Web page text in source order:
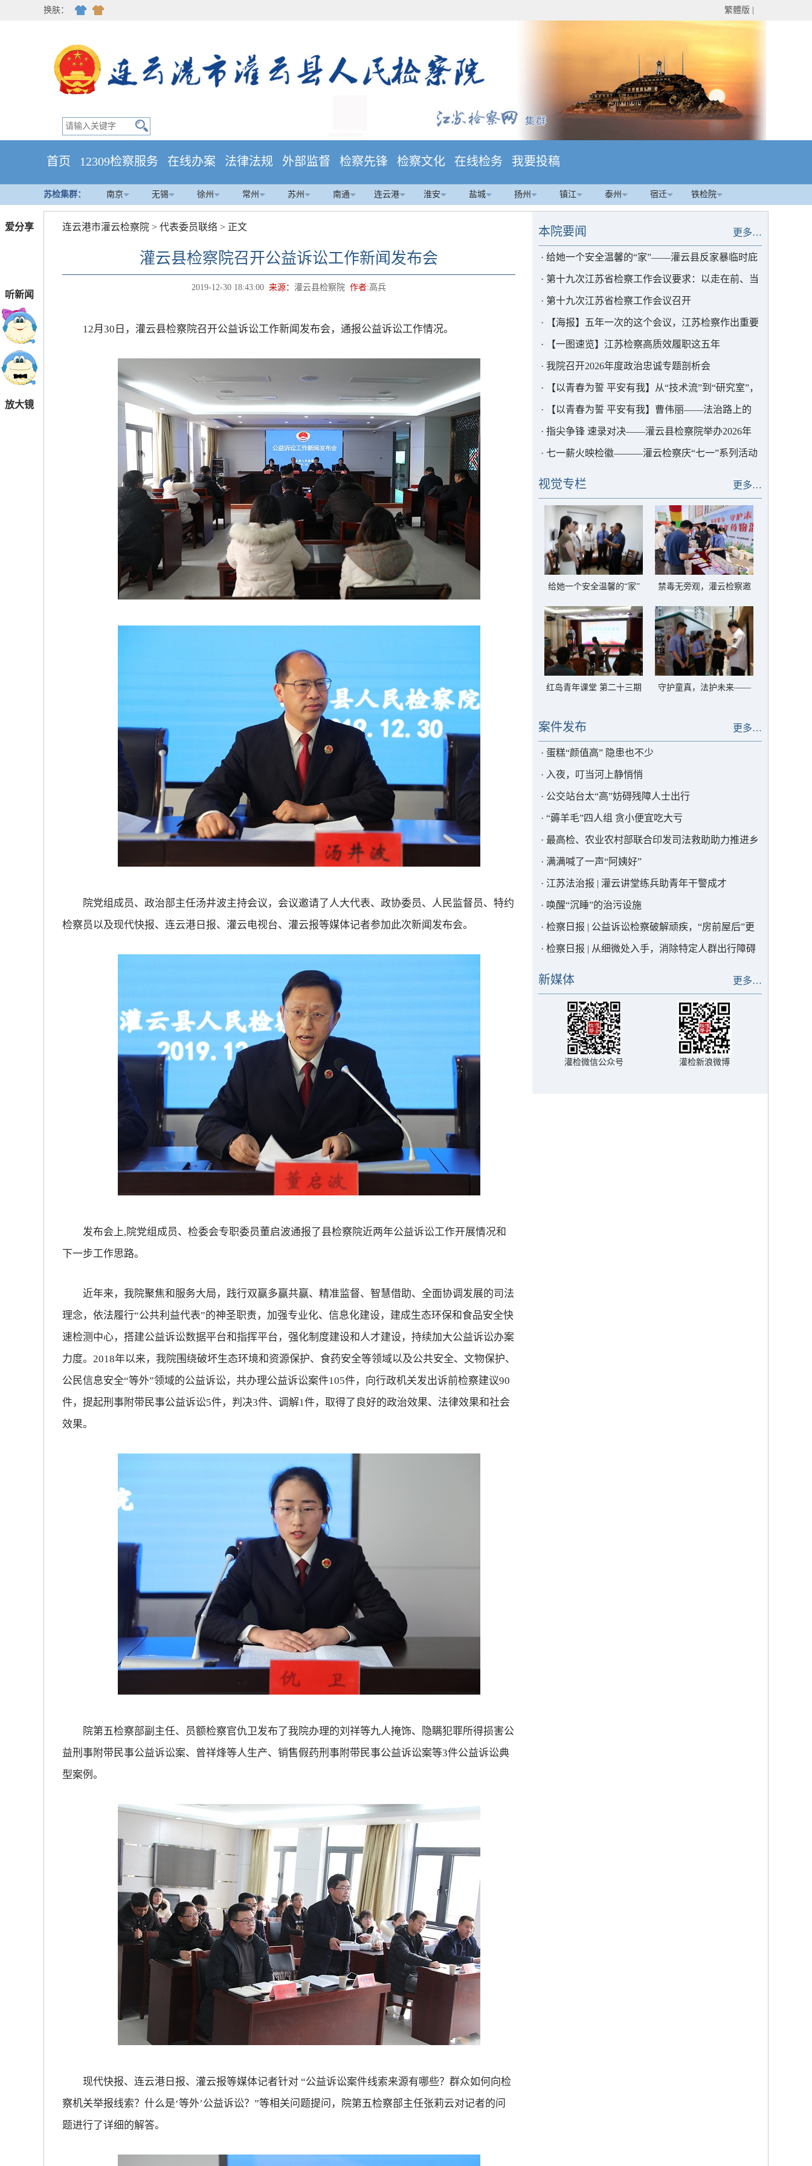
爱分享
听新闻
放大镜
换肤： 繁體版
首页 12309检察服务 在线办案 法律法规 外部监督 检察先锋 检察文化 在线检务 我要投稿
苏检集群： 南京 无锡 徐州 常州 苏州 南通 连云港 淮安 盐城 扬州 镇江 泰州 宿迁 铁检院
连云港市灌云检察院 > 代表委员联络 > 正文
灌云县检察院召开公益诉讼工作新闻发布会
2019-12-30 18:43:00 来源： 灌云县检察院 作者:高兵
12月30日，灌云县检察院召开公益诉讼工作新闻发布会，通报公益诉讼工作情况。
院党组成员、政治部主任汤井波主持会议，会议邀请了人大代表、政协委员、人民监督员、特约
检察员以及现代快报、连云港日报、灌云电视台、灌云报等媒体记者参加此次新闻发布会。
发布会上,院党组成员、检委会专职委员董启波通报了县检察院近两年公益诉讼工作开展情况和
下一步工作思路。
近年来，我院聚焦和服务大局，践行双赢多赢共赢、精准监督、智慧借助、全面协调发展的司法
理念，依法履行“公共利益代表”的神圣职责，加强专业化、信息化建设，建成生态环保和食品安全快
速检测中心，搭建公益诉讼数据平台和指挥平台，强化制度建设和人才建设，持续加大公益诉讼办案
力度。2018年以来，我院围绕破坏生态环境和资源保护、食药安全等领域以及公共安全、文物保护、
公民信息安全“等外”领域的公益诉讼，共办理公益诉讼案件105件，向行政机关发出诉前检察建议90
件，提起刑事附带民事公益诉讼5件，判决3件、调解1件，取得了良好的政治效果、法律效果和社会
效果。
院第五检察部副主任、员额检察官仇卫发布了我院办理的刘祥等九人掩饰、隐瞒犯罪所得损害公
益刑事附带民事公益诉讼案、曾祥烽等人生产、销售假药刑事附带民事公益诉讼案等3件公益诉讼典
型案例。
现代快报、连云港日报、灌云报等媒体记者针对 “公益诉讼案件线索来源有哪些？群众如何向检
察机关举报线索？什么是‘等外’公益诉讼？”等相关问题提问，院第五检察部主任张莉云对记者的问
题进行了详细的解答。
更多…
本院要闻
· 给她一个安全温馨的“家”——灌云县反家暴临时庇
护中心以法护航
· 第十九次江苏省检察工作会议要求：以走在前、当
表率的实干实绩为中国式现代化江苏新实践贡献更大
检察力量
· 第十九次江苏省检察工作会议召开
· 【海报】五年一次的这个会议，江苏检察作出重要
部署
· 【一图速览】江苏检察高质效履职这五年
· 我院召开2026年度政治忠诚专题剖析会
· 【以青春为誓 平安有我】从“技术流”到“研究室”，
这位青年干警用AI为检察赋能
· 【以青春为誓 平安有我】曹伟丽——法治路上的
“求极致”者
· 指尖争锋 速录对决——灌云县检察院举办2026年
度书记员速录竞赛
· 七一薪火映检徽———灌云检察庆“七一”系列活动
更多…
视觉专栏
给她一个安全温馨的“家”
护中心以法护航
禁毒无旁观，灌云检察邀
红岛青年课堂 第二十三期
守护童真，法护未来——
更多…
案件发布
· 蛋糕“颜值高” 隐患也不少
· 入夜，叮当河上静悄悄
· 公交站台太“高”妨碍残障人士出行
· “薅羊毛”四人组 贪小便宜吃大亏
· 最高检、农业农村部联合印发司法救助助力推进乡
村全面振兴典型案例，灌云1例入选！
· 满满喊了一声“阿姨好”
· 江苏法治报 | 灌云讲堂练兵助青年干警成才
· 唤醒“沉睡”的治污设施
· 检察日报 | 公益诉讼检察破解顽疾，“房前屋后”更
宜居
· 检察日报 | 从细微处入手，消除特定人群出行障碍
更多…
新媒体
灌检微信公众号 灌检新浪微博